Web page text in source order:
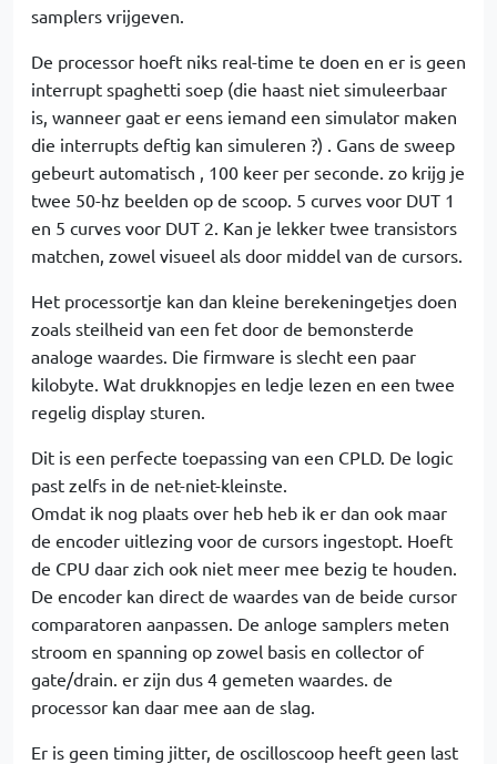
samplers vrijgeven.
De processor hoeft niks real-time te doen en er is geen
interrupt spaghetti soep (die haast niet simuleerbaar
is, wanneer gaat er eens iemand een simulator maken
die interrupts deftig kan simuleren ?) . Gans de sweep
gebeurt automatisch , 100 keer per seconde. zo krijg je
twee 50-hz beelden op de scoop. 5 curves voor DUT 1
en 5 curves voor DUT 2. Kan je lekker twee transistors
matchen, zowel visueel als door middel van de cursors.
Het processortje kan dan kleine berekeningetjes doen
zoals steilheid van een fet door de bemonsterde
analoge waardes. Die firmware is slecht een paar
kilobyte. Wat drukknopjes en ledje lezen en een twee
regelig display sturen.
Dit is een perfecte toepassing van een CPLD. De logic
past zelfs in de net-niet-kleinste.
Omdat ik nog plaats over heb heb ik er dan ook maar
de encoder uitlezing voor de cursors ingestopt. Hoeft
de CPU daar zich ook niet meer mee bezig te houden.
De encoder kan direct de waardes van de beide cursor
comparatoren aanpassen. De anloge samplers meten
stroom en spanning op zowel basis en collector of
gate/drain. er zijn dus 4 gemeten waardes. de
processor kan daar mee aan de slag.
Er is geen timing jitter, de oscilloscoop heeft geen last